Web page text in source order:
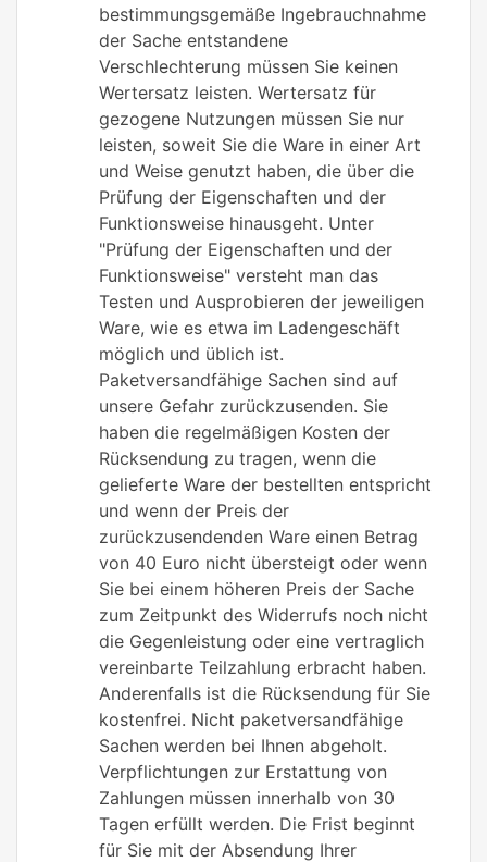
bestimmungsgemäße Ingebrauchnahme
der Sache entstandene
Verschlechterung müssen Sie keinen
Wertersatz leisten. Wertersatz für
gezogene Nutzungen müssen Sie nur
leisten, soweit Sie die Ware in einer Art
und Weise genutzt haben, die über die
Prüfung der Eigenschaften und der
Funktionsweise hinausgeht. Unter
"Prüfung der Eigenschaften und der
Funktionsweise" versteht man das
Testen und Ausprobieren der jeweiligen
Ware, wie es etwa im Ladengeschäft
möglich und üblich ist.
Paketversandfähige Sachen sind auf
unsere Gefahr zurückzusenden. Sie
haben die regelmäßigen Kosten der
Rücksendung zu tragen, wenn die
gelieferte Ware der bestellten entspricht
und wenn der Preis der
zurückzusendenden Ware einen Betrag
von 40 Euro nicht übersteigt oder wenn
Sie bei einem höheren Preis der Sache
zum Zeitpunkt des Widerrufs noch nicht
die Gegenleistung oder eine vertraglich
vereinbarte Teilzahlung erbracht haben.
Anderenfalls ist die Rücksendung für Sie
kostenfrei. Nicht paketversandfähige
Sachen werden bei Ihnen abgeholt.
Verpflichtungen zur Erstattung von
Zahlungen müssen innerhalb von 30
Tagen erfüllt werden. Die Frist beginnt
für Sie mit der Absendung Ihrer